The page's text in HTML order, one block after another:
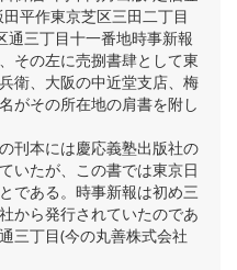
平作東京芝区三田二丁目
三丁目十一番地時事新報
その左に売捌書肆として東
衛、大阪の中近堂支店、梅
がその所在地の肩書を附し
刊本には慶応義塾出版社の
いたが、この書では東京日
である。時事新報は初め三
から発行されていたのであ
三丁目(今の丸善株式会社